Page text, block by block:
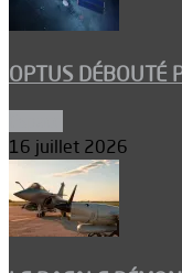
OPTUS DÉBOUTÉ
16 juillet 2026